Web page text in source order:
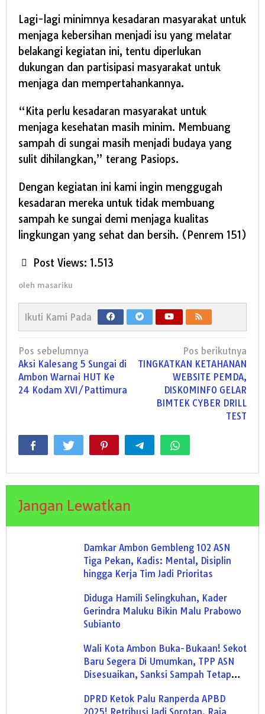
Lagi-lagi minimnya kesadaran masyarakat untuk
menjaga kebersihan menjadi isu yang melatar
belakangi kegiatan ini, tentu diperlukan
dukungan dan partisipasi masyarakat untuk
menjaga dan mempertahankannya.
“Kita perlu kesadaran masyarakat untuk
menjaga kesehatan masih minim. Membuang
sampah di sungai masih menjadi budaya yang
sulit dihilangkan,” terang Pasiops.
Dengan kegiatan ini kami ingin menggugah
kesadaran mereka untuk tidak membuang
sampah ke sungai demi menjaga kualitas
lingkungan yang sehat dan bersih. (Penrem 151)
Post Views: 1.513
oleh masariku
Ikuti Kami Pada
Navigasi
pos
Pos sebelumnya
Aksi Kalesang 5 Sungai di
Ambon Warnai HUT Ke
24 Kodam XVI/Pattimura
Pos berikutnya
TINGKATKAN KETAHANAN
WEBSITE PEMDA,
DISKOMINFO GELAR
BIMTEK CYBER DRILL
TEST
Jangan Lewatkan
Damkar Ambon Gembleng 102 ASN
Tiga Pekan, Kadis: Mental, Disiplin
hingga Kerja Tim Jadi Prioritas
Diduga Hamili Selingkuhan, Kader
Gerindra Maluku Bikin Malu Prabowo
Subianto
Wali Kota Ambon Buka-Bukaan! Sekot
Baru Segera Di Umumkan, TPP ASN
Disesuaikan, Sanksi Sampah Tetap
DPRD Ketok Palu Ranperda APBD